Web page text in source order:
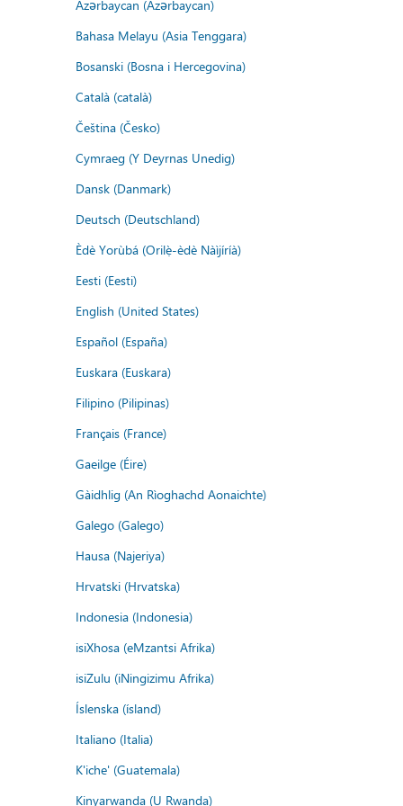
Azərbaycan (Azərbaycan)
Bahasa Melayu (Asia Tenggara)
Bosanski (Bosna i Hercegovina)
Català (català)
Čeština (Česko)
Cymraeg (Y Deyrnas Unedig)
Dansk (Danmark)
Deutsch (Deutschland)
Èdè Yorùbá (Orilẹ̀-èdè Nàìjíríà)
Eesti (Eesti)
English (United States)
Español (España)
Euskara (Euskara)
Filipino (Pilipinas)
Français (France)
Gaeilge (Éire)
Gàidhlig (An Rìoghachd Aonaichte)
Galego (Galego)
Hausa (Najeriya)
Hrvatski (Hrvatska)
Indonesia (Indonesia)
isiXhosa (eMzantsi Afrika)
isiZulu (iNingizimu Afrika)
Íslenska (ísland)
Italiano (Italia)
K'iche' (Guatemala)
Kinyarwanda (U Rwanda)